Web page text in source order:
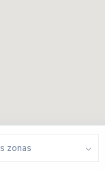
zonas